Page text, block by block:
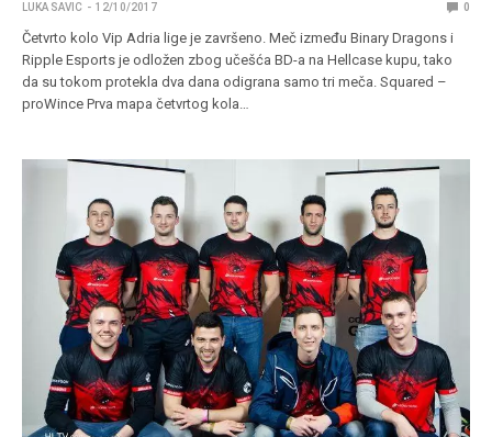
LUKA SAVIC 12/10/2017 0
Četvrto kolo Vip Adria lige je završeno. Meč između Binary Dragons i
Ripple Esports je odložen zbog učešća BD-a na Hellcase kupu, tako
da su tokom protekla dva dana odigrana samo tri meča. Squared –
proWince Prva mapa četvrtog kola…